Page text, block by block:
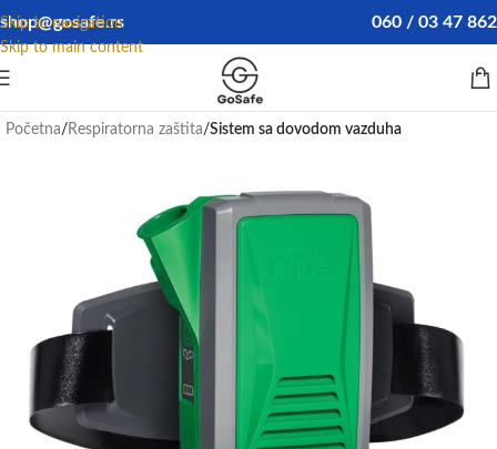
Skip to navigation
Skip to main content
shop@gosafe.rs 060 / 03 47 862
Početna Respiratorna zaštita Sistem sa dovodom vazduha